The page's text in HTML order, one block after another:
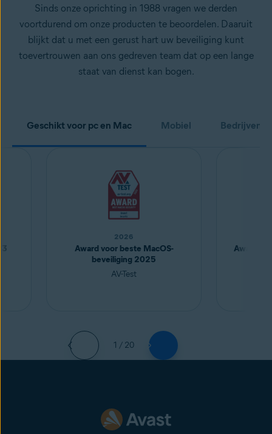
Sinds onze oprichting in 1988 vragen we derden
voortdurend om onze producten te beoordelen. Daaruit
blijkt dat u met een gerust hart uw beveiliging kunt
toevertrouwen aan ons gedreven team dat op een lange
staat van dienst kan bogen.
Geschikt voor pc en Mac Mobiel Bedrijven
2026
Award voor beste MacOS-
beveiliging 2025
AV-Test
Award
1 / 20